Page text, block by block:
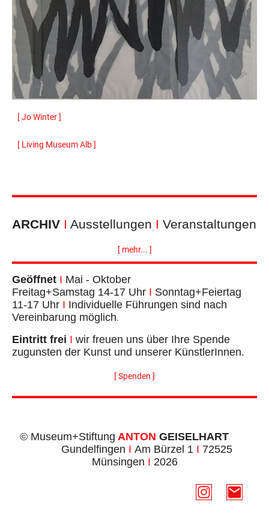
[ Jo Winter ]
[ Living Museum Alb ]
ARCHIV I Ausstellungen I Veranstaltungen
[ mehr... ]
Geöffnet I Mai - Oktober
Freitag+Samstag 14-17 Uhr I Sonntag+Feiertag
11-17 Uhr I Individuelle Führungen sind nach
Vereinbarung möglich.
Eintritt frei I wir freuen uns über Ihre Spende
zugunsten der Kunst und unserer KünstlerInnen.
[ Spenden ]
© Museum+Stiftung ANTON GEISELHART
Gundelfingen I Am Bürzel 1 I 72525
Münsingen I 2026